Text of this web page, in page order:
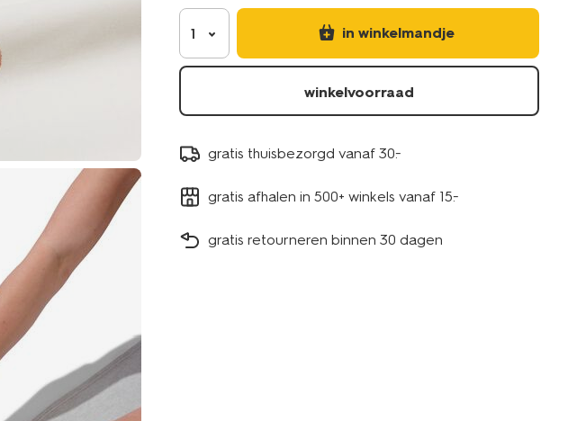
1 in winkelmandje
winkelvoorraad
gratis thuisbezorgd vanaf 30.-
gratis afhalen in 500+ winkels vanaf 15.-
gratis retourneren binnen 30 dagen